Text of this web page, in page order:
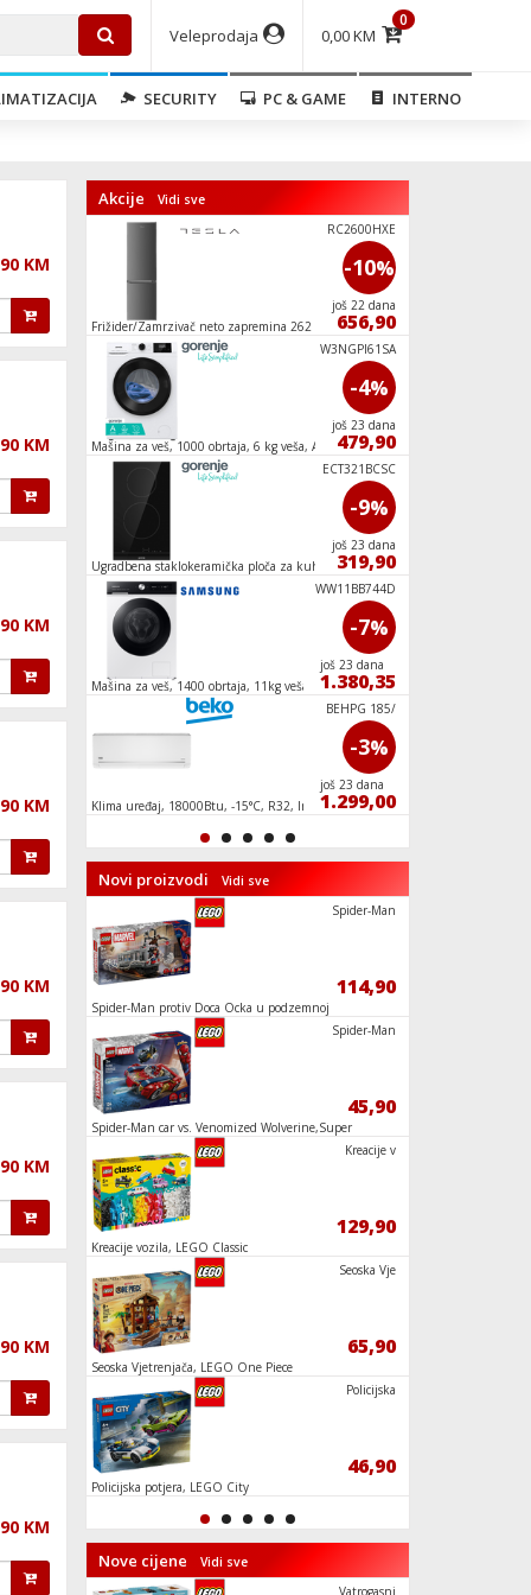
0,00 KM
0
Veleprodaja
SECURITY PC & GAME
INTERNO
KM
KM
KM
KM
KM
KM
KM
KM
Akcije Vidi sve
-10
još 17 dana
449,90
LI8 S2E X
826,75
-13
još 23 dana
A
-14
još 23 dana
649,90
MC6MBK
149,95
Frižider/Zamrzivač neto zapremina 262 lit., E
RC2600HXE
-10%
još 22 dana
656,90
Mašina za veš, 1000 obrtaja, 6 kg veša, A
W3NGPI61SA
-4%
još 23 dana
479,90
Ugradbena staklokeramička ploča za kuhanje,
30 cm, crna
ECT321BCSC
-9%
još 23 dana
319,90
Mašina za veš, 1400 obrtaja, 11kg veša,
WW11BB744D
-7%
još 23 dana
1.380,35
Klima uređaj, 18000Btu, -15°C, R32, Inverter,
BEHPG 185/
-3%
još 23 dana
1.299,00
Novi proizvodi Vidi sve
63,90
Vatrogasni
169,90
63,90
Fudbal: Li
Spider-Man protiv Doca Ocka u podzemnoj
Spider-Man
114,90
Spider-Man car vs. Venomized Wolverine,Super
Spider-Man
45,90
Kreacije vozila, LEGO Classic
Kreacije v
129,90
Seoska Vjetrenjača, LEGO One Piece
Seoska Vje
65,90
Policijska potjera, LEGO City
Policijska
46,90
Nove cijene Vidi sve
PS4 The Qu Vatrogasni